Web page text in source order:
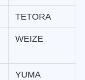
TETORA
WEIZE
YUMA